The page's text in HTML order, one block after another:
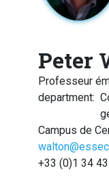
Peter
Professeur
department:
Campus de
+33 (0)1 34